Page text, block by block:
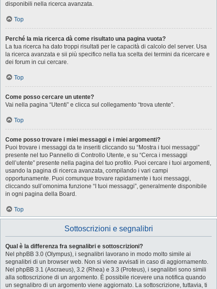
disponibili nella ricerca avanzata.
Top
Perché la mia ricerca dà come risultato una pagina vuota?
La tua ricerca ha dato troppi risultati per le capacità di calcolo del server. Usa
la ricerca avanzata e sii più specifico nella tua scelta dei termini da ricercare e
dei forum in cui cercare.
Top
Come posso cercare un utente?
Vai nella pagina “Utenti” e clicca sul collegamento “trova utente”.
Top
Come posso trovare i miei messaggi e i miei argomenti?
Puoi trovare i messaggi da te inseriti cliccando su “Mostra i tuoi messaggi”
presente nel tuo Pannello di Controllo Utente, e su “Cerca i messaggi
dell’utente” presente nella pagina del tuo profilo. Puoi cercare i tuoi argomenti,
usando la pagina di ricerca avanzata, compilando i vari campi
opportunamente. Puoi comunque trovare rapidamente i tuoi messaggi,
cliccando sull’omonima funzione “I tuoi messaggi”, generalmente disponibile
in ogni pagina della Board.
Top
Sottoscrizioni e segnalibri
Qual è la differenza fra segnalibri e sottoscrizioni?
Nel phpBB 3.0 (Olympus), i segnalibri lavorano in modo molto simile ai
segnalibri di un browser web. Non si viene avvisati in caso di aggiornamento.
Nel phpBB 3.1 (Ascraeus), 3.2 (Rhea) e 3.3 (Proteus), i segnalibri sono simili
alla sottoscrizione di un argomento. È possibile ricevere una notifica quando
un segnalibro di un argomento viene aggiornato. La sottoscrizione, tuttavia, ti